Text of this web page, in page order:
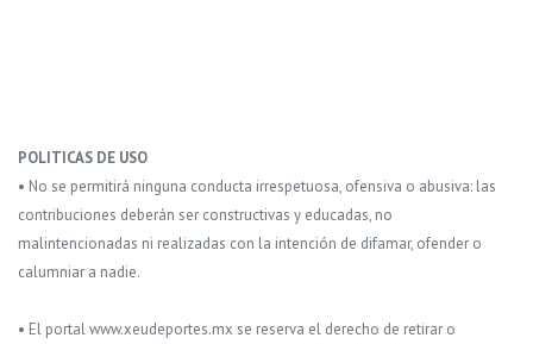
POLITICAS DE USO
• No se permitirá ninguna conducta irrespetuosa, ofensiva o abusiva: las
contribuciones deberán ser constructivas y educadas, no
malintencionadas ni realizadas con la intención de difamar, ofender o
calumniar a nadie.
• El portal www.xeudeportes.mx se reserva el derecho de retirar o